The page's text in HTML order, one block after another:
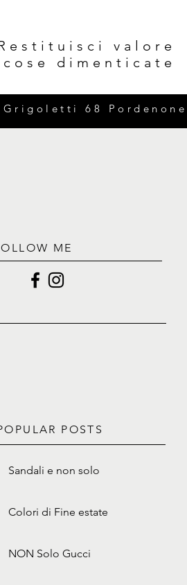
valore
dimenticate
68 Pordenone
ME
POSTS
Sandali e non solo
Colori di Fine estate
NON Solo Gucci